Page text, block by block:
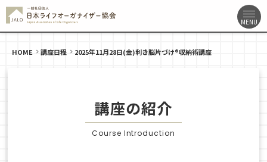
HOME 講座日程 2025年11月28日(金)利き脳片づけ®収納術講座
講座の紹介
Course Introduction